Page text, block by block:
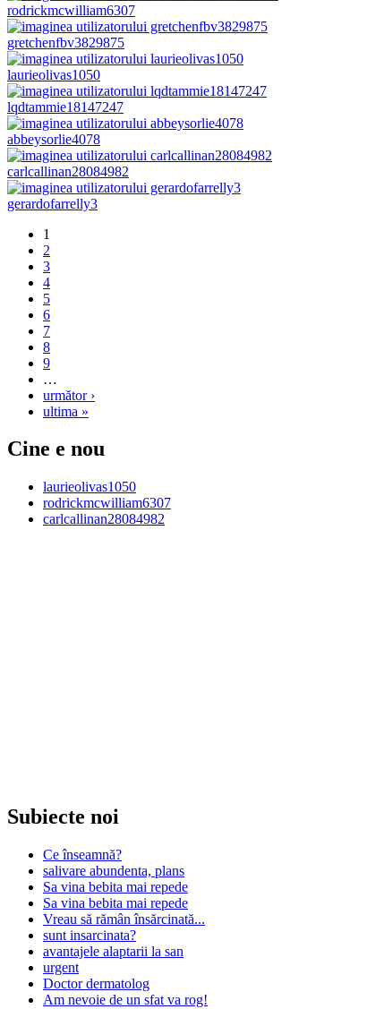
rodrickmcwilliam6307
gretchenfbv3829875
laurieolivas1050
lqdtammie18147247
abbeysorlie4078
carlcallinan28084982
gerardofarrelly3
1
2
3
4
5
6
7
8
9
…
următor ›
ultima »
Cine e nou
laurieolivas1050
rodrickmcwilliam6307
carlcallinan28084982
Subiecte noi
Ce înseamnă?
salivare abundenta, plans
Sa vina bebita mai repede
Sa vina bebita mai repede
Vreau să rămân însărcinată...
sunt insarcinata?
avantajele alaptarii la san
urgent
Doctor dermatolog
Am nevoie de un sfat va rog!